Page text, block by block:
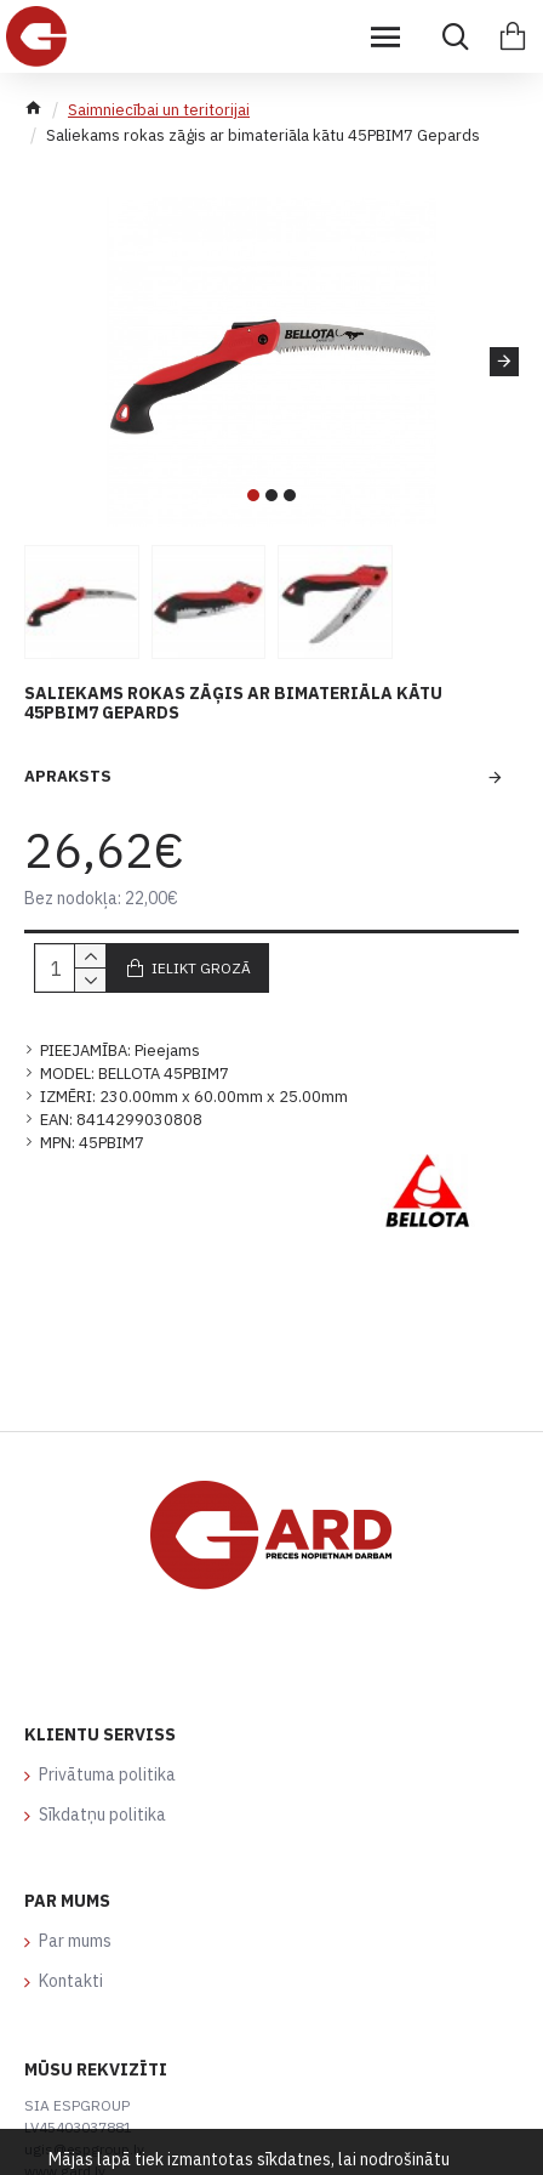
Saimniecībai un teritorijai
Saliekams rokas zāģis ar bimateriāla kātu 45PBIM7 Gepards
SALIEKAMS ROKAS ZĀĢIS AR BIMATERIĀLA KĀTU
45PBIM7 GEPARDS
APRAKSTS
PIEEJAMĪBA: Pieejams
MODEL: BELLOTA 45PBIM7
IZMĒRI: 230.00mm x 60.00mm x 25.00mm
EAN: 8414299030808
MPN: 45PBIM7
26,62€
Bez nodokļa: 22,00€
IELIKT GROZĀ
KLIENTU SERVISS
Privātuma politika
Sīkdatņu politika
PAR MUMS
Par mums
Kontakti
MŪSU REKVIZĪTI
SIA ESPGROUP
LV45403037881
ugis@espgroup.lv
www.gard.lv
Mājas lapā tiek izmantotas sīkdatnes, lai nodrošinātu